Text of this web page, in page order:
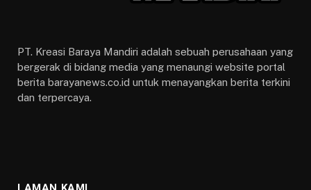
PT. Kreasi Baraya Mandiri adalah sebuah perusahaan yang
bergerak di bidang media yang menaungi website portal
berita barayanews.co.id untuk menayangkan berita terkini
dan terpercaya.